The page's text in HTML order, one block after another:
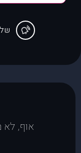
אוף,